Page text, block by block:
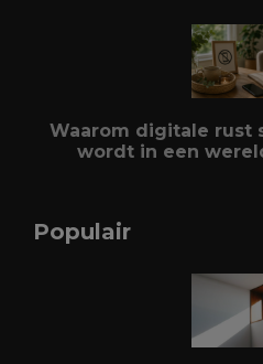
Waarom digitale rust
wordt in een
Populair